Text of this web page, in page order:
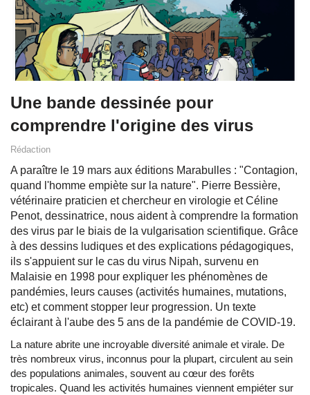
Une bande dessinée pour
comprendre l'origine des virus
Rédaction
A paraître le 19 mars aux éditions Marabulles : "Contagion,
quand l'homme empiète sur la nature". Pierre Bessière,
vétérinaire praticien et chercheur en virologie et Céline
Penot, dessinatrice, nous aident à comprendre la formation
des virus par le biais de la vulgarisation scientifique. Grâce
à des dessins ludiques et des explications pédagogiques,
ils s'appuient sur le cas du virus Nipah, survenu en
Malaisie en 1998 pour expliquer les phénomènes de
pandémies, leurs causes (activités humaines, mutations,
etc) et comment stopper leur progression. Un texte
éclairant à l'aube des 5 ans de la pandémie de COVID-19.
La nature abrite une incroyable diversité animale et virale. De
très nombreux virus, inconnus pour la plupart, circulent au sein
des populations animales, souvent au cœur des forêts
tropicales. Quand les activités humaines viennent empiéter sur